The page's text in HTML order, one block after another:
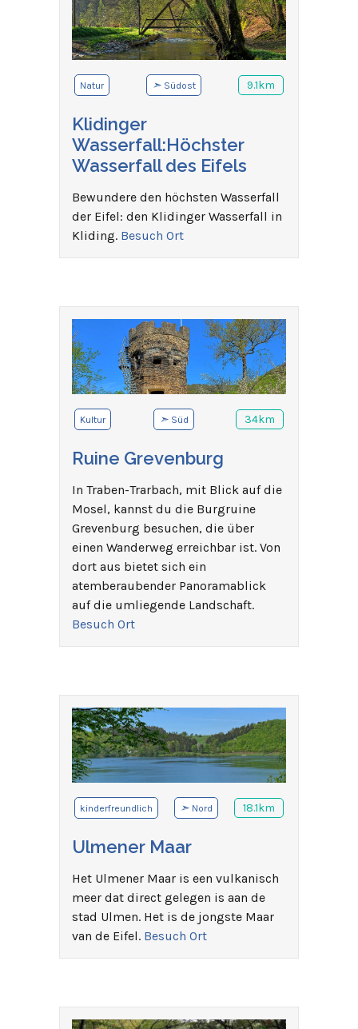
Natur ➣ Südost 9.1km
Klidinger
Wasserfall:Höchster
Wasserfall des Eifels
Bewundere den höchsten Wasserfall
der Eifel: den Klidinger Wasserfall in
Kliding. Besuch Ort
Kultur ➣ Süd 34km
Ruine Grevenburg
In Traben-Trarbach, mit Blick auf die
Mosel, kannst du die Burgruine
Grevenburg besuchen, die über
einen Wanderweg erreichbar ist. Von
dort aus bietet sich ein
atemberaubender Panoramablick
auf die umliegende Landschaft.
Besuch Ort
kinderfreundlich ➣ Nord 18.1km
Ulmener Maar
Het Ulmener Maar is een vulkanisch
meer dat direct gelegen is aan de
stad Ulmen. Het is de jongste Maar
van de Eifel. Besuch Ort